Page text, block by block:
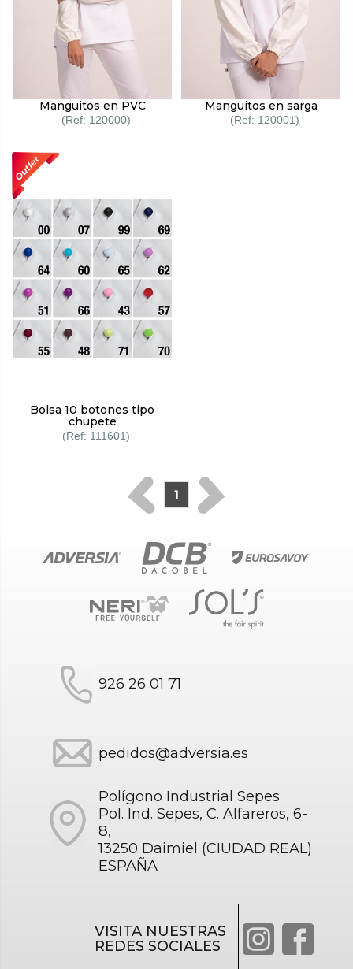
Manguitos en PVC
120000
Manguitos en sarga
120001
Bolsa 10 botones tipo
chupete
111601
1
926 26 01 71
pedidos@adversia.es
Polígono Industrial Sepes
Pol. Ind. Sepes, C. Alfareros, 6-
8,
13250 Daimiel (CIUDAD REAL)
ESPAÑA
VISITA NUESTRAS
REDES SOCIALES